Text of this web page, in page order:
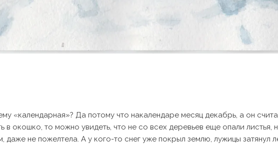
«календарная»? Да потому что накалендаре месяц декабрь, а он
в окошко, то можно увидеть, что не со всех деревьев еще опали
даже не пожелтела. А у кого-то снег уже покрыл землю, лужицы затянул